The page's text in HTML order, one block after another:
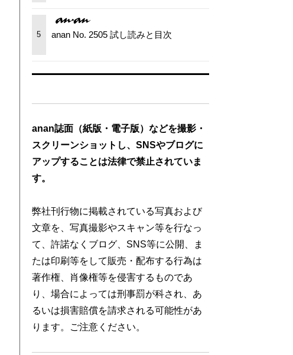
5 anan No. 2505 試し読みと目次
anan誌面（紙版・電子版）などを撮影・
スクリーンショットし、SNSやブログに
アップすることは法律で禁止されていま
す。
弊社刊行物に掲載されている写真および
文章を、写真撮影やスキャン等を行なっ
て、許諾なくブログ、SNS等に公開、ま
たは印刷等をして販売・配布する行為は
著作権、肖像権等を侵害するものであ
り、場合によっては刑事罰が科され、あ
るいは損害賠償を請求される可能性があ
ります。ご注意ください。